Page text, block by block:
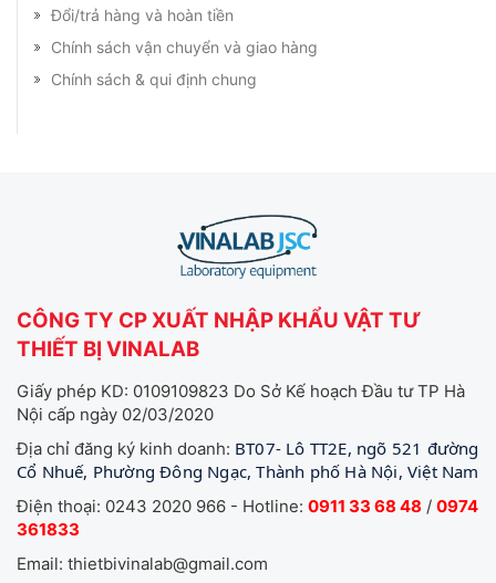
Đổi/trả hàng và hoàn tiền
Chính sách vận chuyển và giao hàng
Chính sách & qui định chung
CÔNG TY CP XUẤT NHẬP KHẨU VẬT TƯ
THIẾT BỊ VINALAB
Giấy phép KD: 0109109823 Do Sở Kế hoạch Đầu tư TP Hà
Nội cấp ngày 02/03/2020
Địa chỉ đăng ký kinh doanh: BT07- Lô TT2E, ngõ 521 đường
Cổ Nhuế, Phường Đông Ngạc, Thành phố Hà Nội, Việt Nam
Điện thoại: 0243 2020 966 - Hotline: 0911 33 68 48 / 0974
361833
Email: thietbivinalab@gmail.com